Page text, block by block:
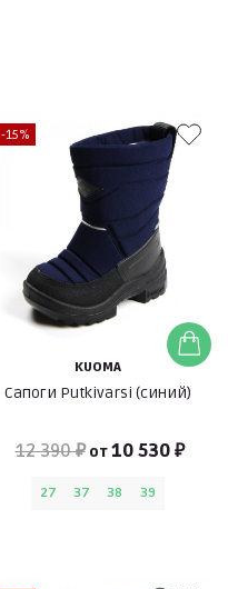
-15%
KUOMA
Сапоги Putkivarsi (синий)
12 390 ₽ от10 530 ₽
27 37 38 39